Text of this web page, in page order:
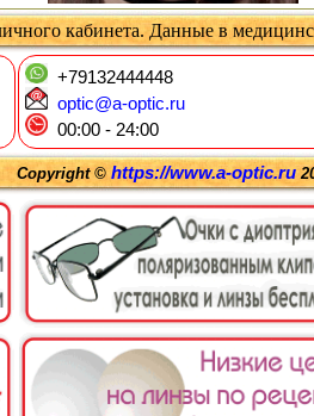
кабинета. Данные в
+79132444448
optic@a-optic.ru
00:00 - 24:00
Copyright © https://www.a-optic.ru